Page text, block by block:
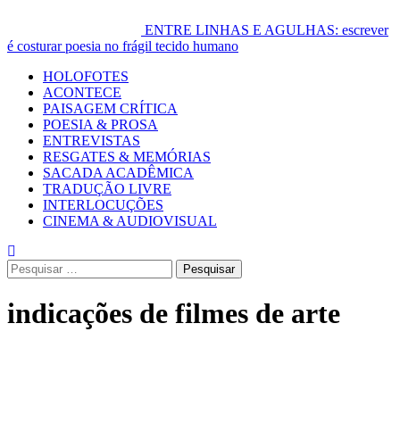
ENTRE LINHAS E AGULHAS: escrever
é costurar poesia no frágil tecido humano
Primary
Menu
HOLOFOTES
ACONTECE
PAISAGEM CRÍTICA
POESIA & PROSA
ENTREVISTAS
RESGATES & MEMÓRIAS
SACADA ACADÊMICA
TRADUÇÃO LIVRE
INTERLOCUÇÕES
CINEMA & AUDIOVISUAL
Pesquisar
por:
indicações de filmes de arte